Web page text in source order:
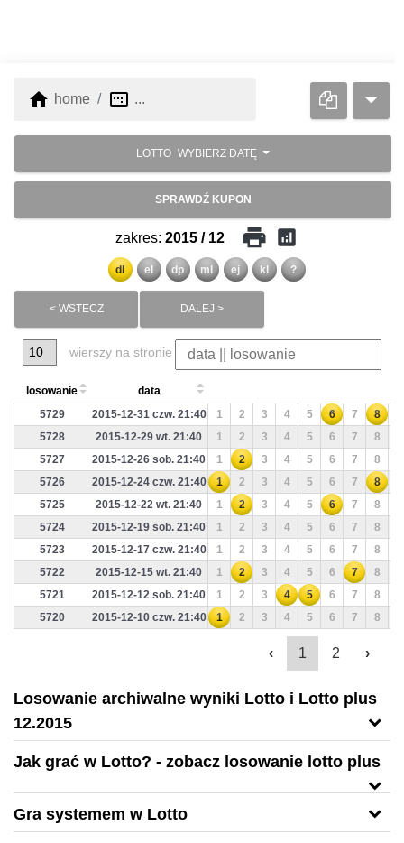
home home image_aspect_ratio ...
LOTTO WYBIERZ DATĘ
SPRAWDŹ KUPON
zakres: 2015 / 12 print analytics
dl el dp ml ej kl ?
< WSTECZ DALEJ >
wierszy na stronie
losowanie
data
5729
2015-12-31 czw. 21:40 1 2 3 4 5 6 7 8
5728
2015-12-29 wt. 21:40 1 2 3 4 5 6 7 8
5727
2015-12-26 sob. 21:40 1 2 3 4 5 6 7 8
5726
2015-12-24 czw. 21:40 1 2 3 4 5 6 7 8
5725
2015-12-22 wt. 21:40 1 2 3 4 5 6 7 8
5724
2015-12-19 sob. 21:40 1 2 3 4 5 6 7 8
5723
2015-12-17 czw. 21:40 1 2 3 4 5 6 7 8
5722
2015-12-15 wt. 21:40 1 2 3 4 5 6 7 8
5721
2015-12-12 sob. 21:40 1 2 3 4 5 6 7 8
5720
2015-12-10 czw. 21:40 1 2 3 4 5 6 7 8
‹ 1 2 ›
Losowanie archiwalne wyniki Lotto i Lotto plus
12.2015
Jak grać w Lotto? - zobacz losowanie lotto plus
Gra systemem w Lotto